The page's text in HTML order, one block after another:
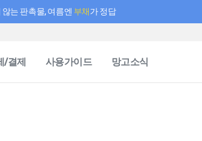
않는 판촉물, 여름엔 부채가 정답
/결제 사용가이드 망고소식